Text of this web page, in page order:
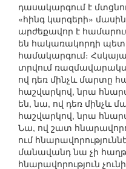
դասակարգում է
«հինգ կարգերի»
արժեքավոր է
են հակառակորդի
համակարգում։
տրվում
ով դեռ մինչև մարտը
հաշվարկով, նրա
են, նա, ով դեռ մինչև
հաշվարկով, նրա
Նա, ով շատ
ում
մանավանդ նա չի
հնարավորություն